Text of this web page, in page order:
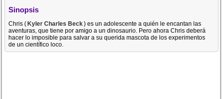
Sinopsis
Chris (Kyler Charles Beck) es un adolescente a quién le encantan las
aventuras, que tiene por amigo a un dinosaurio. Pero ahora Chris deberá
hacer lo imposible para salvar a su querida mascota de los experimentos
de un científico loco.